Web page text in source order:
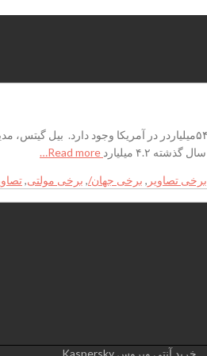
جمع کل دارایی این افراد ۶.۴۸ تریلیون دلار برآورد شده است. بر اساس
برخی‌ تصاویر , برخی‌ جهان/, برخی‌ مولتی‌,
خرید آنتی ویروس Kaspersky